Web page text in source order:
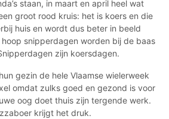
staan, in maart en april heel wat
groot rood kruis: het is koers en die
huis en wordt dus beter in beeld
snipperdagen worden bij de baas
zijn koersdagen.
gezin de hele Vlaamse wielerweek
omdat zulks goed en gezond is voor
oog doet thuis zijn tergende werk.
krijgt het druk.